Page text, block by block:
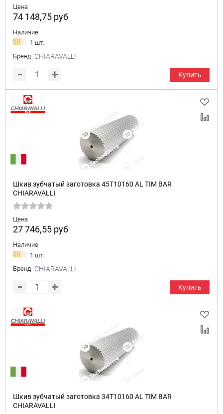
Цена
74 148,75 руб
Наличие
1 шт.
Бренд CHIARAVALLI
Купить
Шкив зубчатый заготовка 45T10160 AL TIM BAR
CHIARAVALLI
Цена
27 746,55 руб
Наличие
1 шт.
Бренд CHIARAVALLI
Купить
Шкив зубчатый заготовка 34T10160 AL TIM BAR
CHIARAVALLI